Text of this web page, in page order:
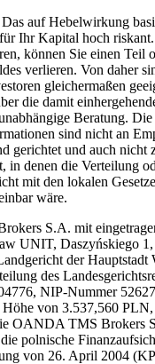
auf Hebelwirkung
Ihr Kapital hoch
können Sie einen Teil
verlieren. Von daher
gleichermaßen
die damit
Beratung.
sind nicht an
gerichtet und auch nicht
in denen die Verteilung
mit den lokalen
wäre.
S.A. mit
UNIT, Daszyńskiego
der Hauptstadt
des
NIP-Nummer
Höhe von 3.537,560
OANDA TMS Brokers
polnische
von 26. April 2004